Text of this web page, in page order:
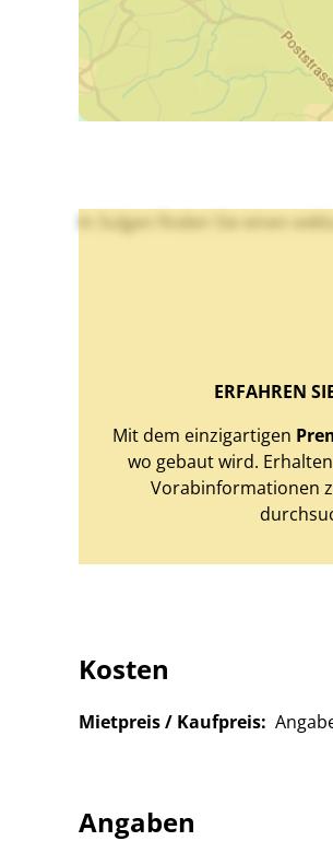
In Sulgen finden Sie einen
ERFAHREN
Mit dem einzigartigen
wo gebaut wird.
Vorabinformationen
Kosten
Mietpreis / Kaufpreis:
Angaben